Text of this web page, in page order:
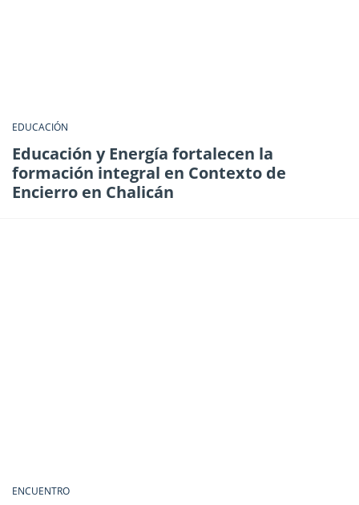
EDUCACIÓN
Educación y Energía fortalecen la
formación integral en Contexto de
Encierro en Chalicán
ENCUENTRO